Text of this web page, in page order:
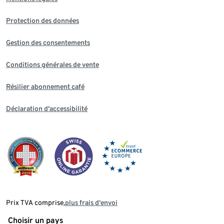
Protection des données
Gestion des consentements
Conditions générales de vente
Résilier abonnement café
Déclaration d'accessibilité
Prix TVA comprise,plus frais d‘envoi
Choisir un pays